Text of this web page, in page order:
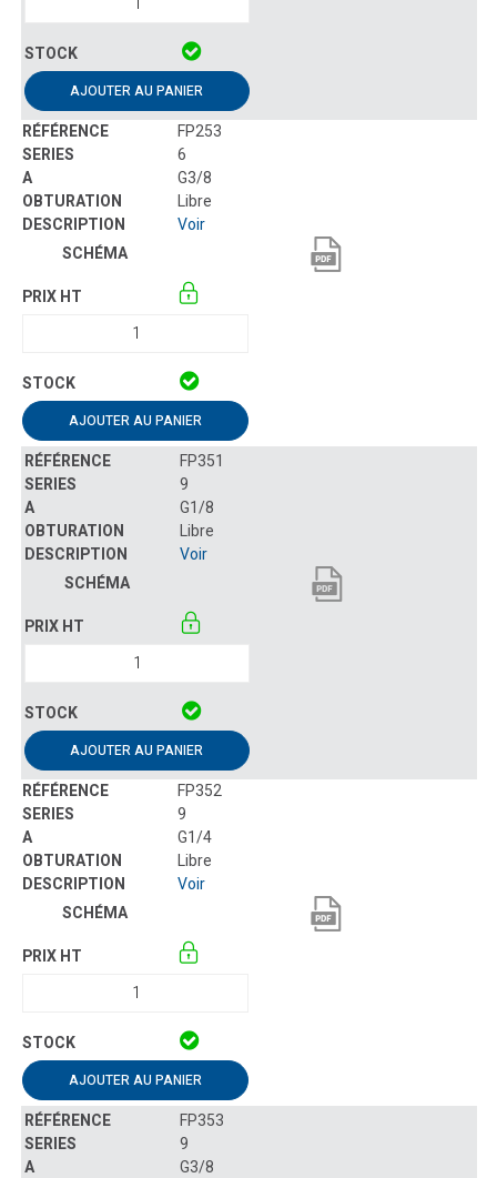
AJOUTER AU PANIER
FP253
6
G3/8
Libre
Voir
AJOUTER AU PANIER
FP351
9
G1/8
Libre
Voir
AJOUTER AU PANIER
FP352
9
G1/4
Libre
Voir
AJOUTER AU PANIER
FP353
9
G3/8